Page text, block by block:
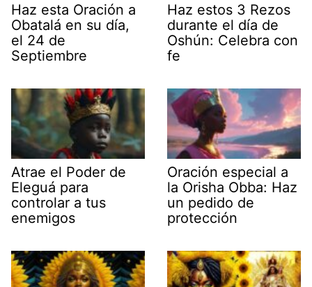
Haz esta Oración a
Obatalá en su día,
el 24 de
Septiembre
Haz estos 3 Rezos
durante el día de
Oshún: Celebra con
fe
Atrae el Poder de
Eleguá para
controlar a tus
enemigos
Oración especial a
la Orisha Obba: Haz
un pedido de
protección